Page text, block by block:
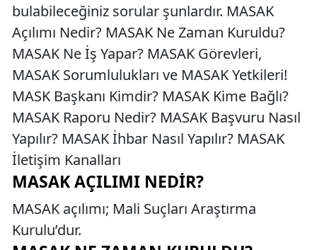
bulabileceğiniz sorular şunlardır. MASAK
Açılımı Nedir? MASAK Ne Zaman Kuruldu?
MASAK Ne İş Yapar? MASAK Görevleri,
MASAK Sorumlulukları ve MASAK Yetkileri!
MASK Başkanı Kimdir? MASAK Kime Bağlı?
MASAK Raporu Nedir? MASAK Başvuru Nasıl
Yapılır? MASAK İhbar Nasıl Yapılır? MASAK
İletişim Kanalları
MASAK AÇILIMI NEDIR?
MASAK açılımı; Mali Suçları Araştırma
Kurulu’dur.